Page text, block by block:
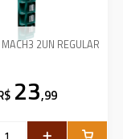
2UN REGULAR
23,99